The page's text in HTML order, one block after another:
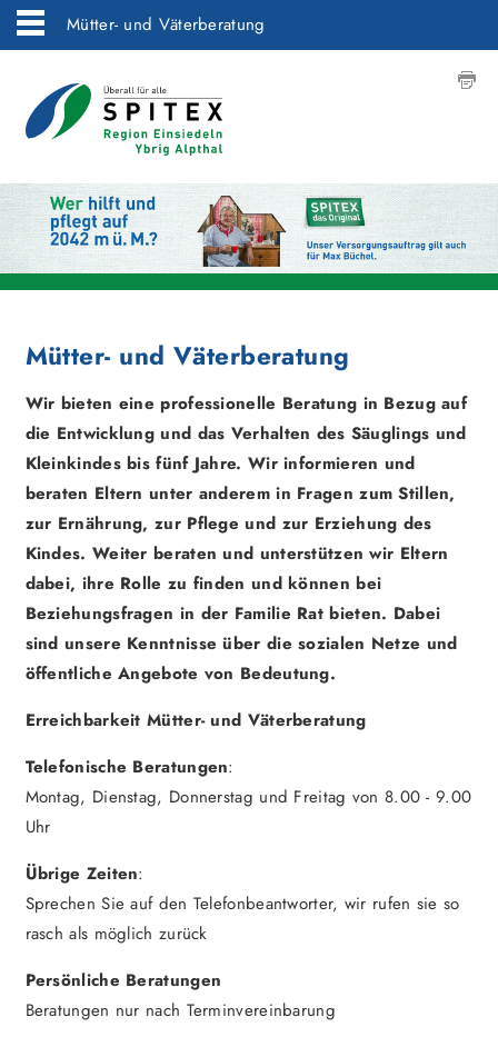
Mütter- und Väterberatung
Mütter- und Väterberatung
Wir bieten eine professionelle Beratung in Bezug auf
die Entwicklung und das Verhalten des Säuglings und
Kleinkindes bis fünf Jahre. Wir informieren und
beraten Eltern unter anderem in Fragen zum Stillen,
zur Ernährung, zur Pflege und zur Erziehung des
Kindes. Weiter beraten und unterstützen wir Eltern
dabei, ihre Rolle zu finden und können bei
Beziehungsfragen in der Familie Rat bieten. Dabei
sind unsere Kenntnisse über die sozialen Netze und
öffentliche Angebote von Bedeutung.
Erreichbarkeit Mütter- und Väterberatung
Telefonische Beratungen:
Montag, Dienstag, Donnerstag und Freitag von 8.00 - 9.00
Uhr
Übrige Zeiten:
Sprechen Sie auf den Telefonbeantworter, wir rufen sie so
rasch als möglich zurück
Persönliche Beratungen
Beratungen nur nach Terminvereinbarung